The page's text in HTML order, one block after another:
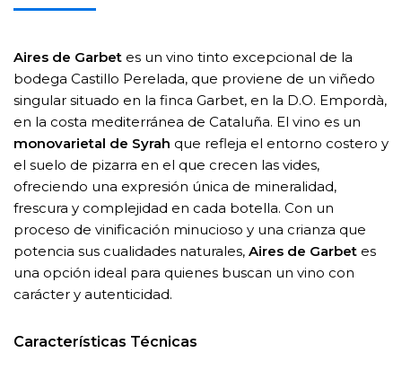
Aires de Garbet es un vino tinto excepcional de la
bodega Castillo Perelada, que proviene de un viñedo
singular situado en la finca Garbet, en la D.O. Empordà,
en la costa mediterránea de Cataluña. El vino es un
monovarietal de Syrah que refleja el entorno costero y
el suelo de pizarra en el que crecen las vides,
ofreciendo una expresión única de mineralidad,
frescura y complejidad en cada botella. Con un
proceso de vinificación minucioso y una crianza que
potencia sus cualidades naturales, Aires de Garbet es
una opción ideal para quienes buscan un vino con
carácter y autenticidad.
Características Técnicas